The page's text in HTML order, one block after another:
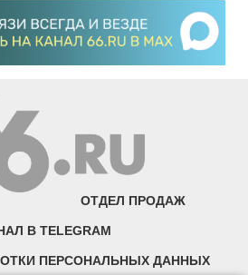
ОТДЕЛ ПРОДАЖ
В TELEGRAM
ПЕРСОНАЛЬНЫХ ДАННЫХ